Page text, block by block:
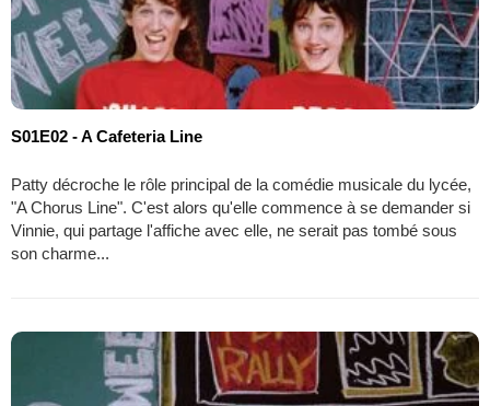
S01E02 - A Cafeteria Line
Patty décroche le rôle principal de la comédie musicale du lycée,
"A Chorus Line". C'est alors qu'elle commence à se demander si
Vinnie, qui partage l'affiche avec elle, ne serait pas tombé sous
son charme...